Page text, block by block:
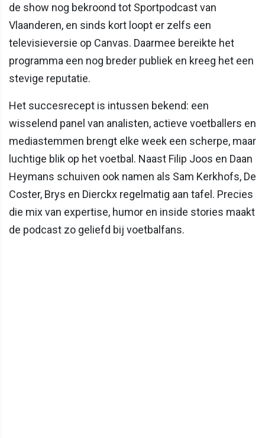
de show nog bekroond tot Sportpodcast van
Vlaanderen, en sinds kort loopt er zelfs een
televisieversie op Canvas. Daarmee bereikte het
programma een nog breder publiek en kreeg het een
stevige reputatie.
Het succesrecept is intussen bekend: een
wisselend panel van analisten, actieve voetballers en
mediastemmen brengt elke week een scherpe, maar
luchtige blik op het voetbal. Naast Filip Joos en Daan
Heymans schuiven ook namen als Sam Kerkhofs, De
Coster, Brys en Dierckx regelmatig aan tafel. Precies
die mix van expertise, humor en inside stories maakt
de podcast zo geliefd bij voetbalfans.